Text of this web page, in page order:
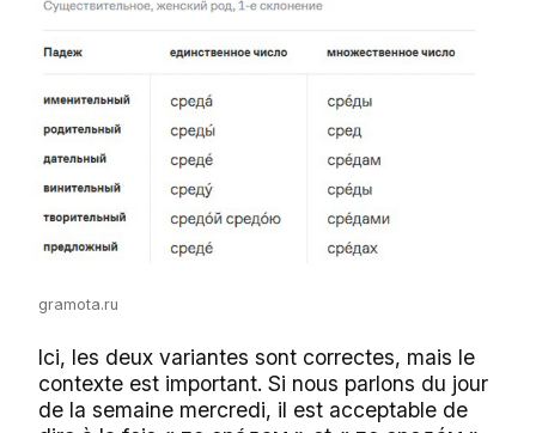
gramota.ru
Ici, les deux variantes sont correctes, mais le
contexte est important. Si nous parlons du jour
de la semaine mercredi, il est acceptable de